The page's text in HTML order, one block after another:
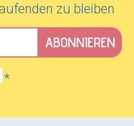
zu bleiben
*
ABONNIEREN